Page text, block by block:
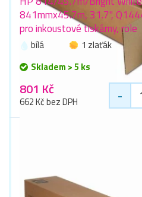
841mmx45.7m, 31.7",
pro inkoustové tiskárny, role
bílá
1 zlaťák
Skladem > 5 ks
801 Kč
662 Kč bez DPH -